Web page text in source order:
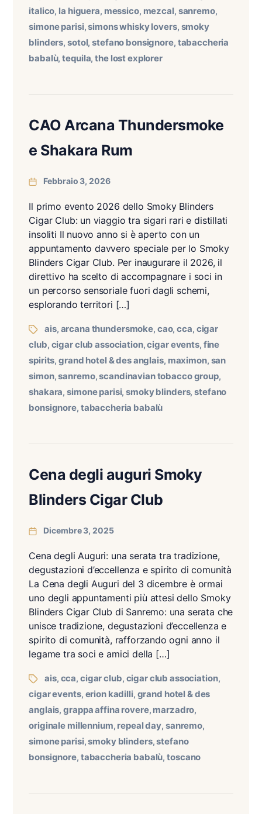
italico, la higuera, messico, mezcal, sanremo,
simone parisi,simons whisky lovers, smoky
blinders,sotol,stefano bonsignore, tabaccheria
babalù,tequila,the lost explorer
CAO Arcana Thundersmoke
e Shakara Rum
Febbraio 3, 2026
Il primo evento 2026 dello Smoky Blinders
Cigar Club: un viaggio tra sigari rari e distillati
insoliti Il nuovo anno si è aperto con un
appuntamento davvero speciale per lo Smoky
Blinders Cigar Club. Per inaugurare il 2026, il
direttivo ha scelto di accompagnare i soci in
un percorso sensoriale fuori dagli schemi,
esplorando territori […]
ais, arcana thundersmoke, cao,cca, cigar
club, cigar club association,cigar events, fine
spirits,grand hotel & des anglais, maximon, san
simon,sanremo,scandinavian tobacco group,
shakara,simone parisi,smoky blinders,stefano
bonsignore, tabaccheria babalù
Cena degli auguri Smoky
Blinders Cigar Club
Dicembre 3, 2025
Cena degli Auguri: una serata tra tradizione,
degustazioni d’eccellenza e spirito di comunità
La Cena degli Auguri del 3 dicembre è ormai
uno degli appuntamenti più attesi dello Smoky
Blinders Cigar Club di Sanremo: una serata che
unisce tradizione, degustazioni d’eccellenza e
spirito di comunità, rafforzando ogni anno il
legame tra soci e amici della […]
ais, cca,cigar club, cigar club association,
cigar events, erion kadilli, grand hotel & des
anglais,grappa affina rovere, marzadro,
originale millennium, repeal day, sanremo,
simone parisi,smoky blinders,stefano
bonsignore, tabaccheria babalù,toscano